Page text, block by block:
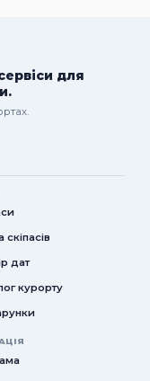
для
скіпасів
дат
курорту